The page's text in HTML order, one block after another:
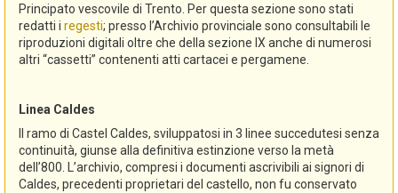
Principato vescovile di Trento. Per questa sezione sono stati
redatti i regesti; presso l’Archivio provinciale sono consultabili le
riproduzioni digitali oltre che della sezione IX anche di numerosi
altri “cassetti” contenenti atti cartacei e pergamene.
Linea Caldes
Il ramo di Castel Caldes, sviluppatosi in 3 linee succedutesi senza
continuità, giunse alla definitiva estinzione verso la metà
dell’800. L’archivio, compresi i documenti ascrivibili ai signori di
Caldes, precedenti proprietari del castello, non fu conservato